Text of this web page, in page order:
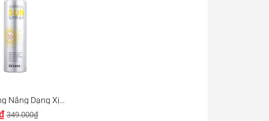
Nắng Dạng Xịt
Spray SPF50
349.000₫